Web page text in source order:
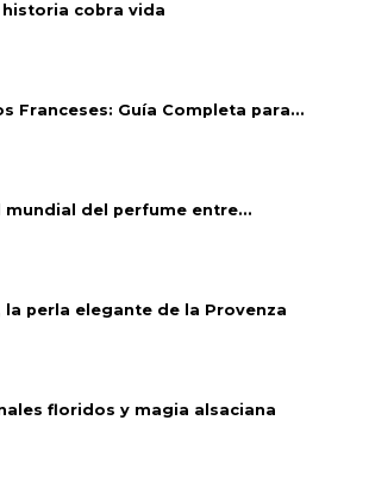
cobra vida
Franceses: Guía Completa para...
mundial del perfume entre...
la perla elegante de la Provenza
floridos y magia alsaciana